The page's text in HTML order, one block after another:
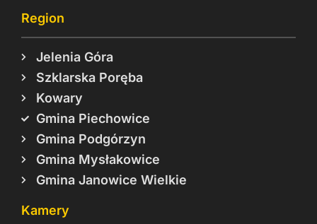
Region
Jelenia Góra
Szklarska Poręba
Kowary
Gmina Piechowice
Gmina Podgórzyn
Gmina Mysłakowice
Gmina Janowice Wielkie
Kamery